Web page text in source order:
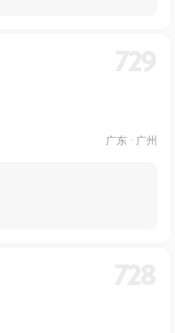
广东 · 广州